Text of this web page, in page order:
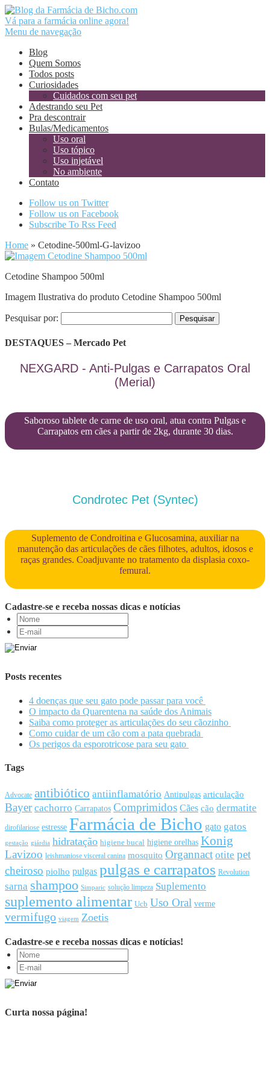
Vá para a farmácia online agora!
Menu de navegação
Blog
Quem Somos
Todos posts
Curiosidades
Cuidados com seu pet
Adestrando seu Pet
Pra descontrair
Bulas/Medicamentos
Uso oral
Uso tópico
Uso injetável
No ambiente
Contato
Follow us on Twitter
Follow us on Facebook
Subscribe To Rss Feed
Home » Cetodine-500ml-G-lavizoo
Cetodine Shampoo 500ml
Imagem Ilustrativa do produto Cetodine Shampoo 500ml
Pesquisar por:
DESTAQUES – Mercado Pet
NEXGARD - Anti-Pulgas e Carrapatos Oral
(Merial)
Saboroso tablete de carne de uso oral, atua contra Pulgas e
Carrapatos em cães a partir de 2kg, durante 30 dias.
Condrotec Pet (Syntec)
Suplemento de Condroitina e Glucosamina, auxiliar na
manutenção das articulações de cães filhotes, adultos, idosos e
raças grandes. Coadjuvante no tratamento da displasia coxo-
femural.
Cadastre-se e receba nossas dicas e notícias
Posts recentes
4 doenças que seu gato pode passar para você
O impacto da Quarentena na saúde dos Animais
Saiba como proteger as articulações do seu cãozinho
Como cuidar de um cão com a pata quebrada
Os perigos da esporotricose para seu gato
Tags
Advocate antibiótico antiinflamatório Antipulgas articulação
Bayer cachorro Carrapatos Comprimidos Cães cão dermatite
dirofilariose estresse Farmácia de Bicho gato gatos
gestação giárdia hidratação higiene bucal higiene orelhas Konig
Lavizoo leishmaniose visceral canina mosquito Organnact otite pet
cheiroso piolho pulgas pulgas e carrapatos Revolution
sarna shampoo Simparic solução limpeza Suplemento
suplemento alimentar Ucb Uso Oral verme
vermifugo viagem Zoetis
Cadastre-se e receba nossas dicas e notícias!
Curta nossa página!